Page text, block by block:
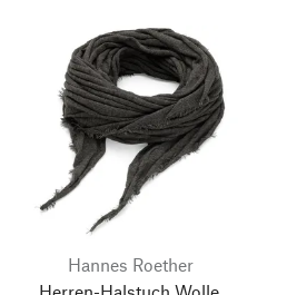
Hannes Roether
Herren-Halstuch Wolle,